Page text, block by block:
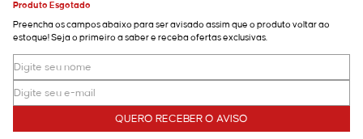
Produto Esgotado
Preencha os campos abaixo para ser avisado assim que o produto voltar ao
estoque! Seja o primeiro a saber e receba ofertas exclusivas.
QUERO RECEBER O AVISO